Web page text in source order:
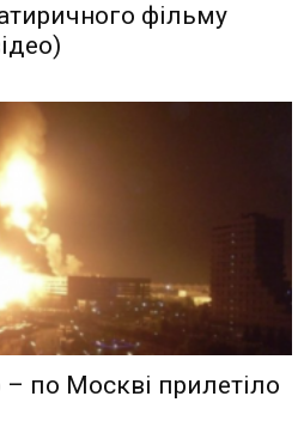
фільму
по Москві прилетіло